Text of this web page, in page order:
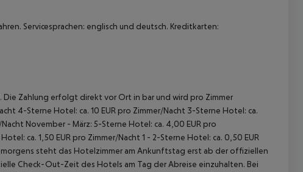
Servicesprachen: englisch und deutsch. Kreditkarten:
Zahlung erfolgt direkt vor Ort in bar und wird pro Zimmer
4-Sterne Hotel: ca. 10 EUR pro Zimmer/Nacht 3-Sterne Hotel: ca.
November - März: 5-Sterne Hotel: ca. 4,00 EUR pro
ca. 1,50 EUR pro Zimmer/Nacht 1 - 2-Sterne Hotel: ca. 0,50 EUR
steht das Hotelzimmer am Ankunftstag erst ab der offiziellen
Check-Out-Zeit des Hotels am Tag der Abreise einzuhalten. Bei